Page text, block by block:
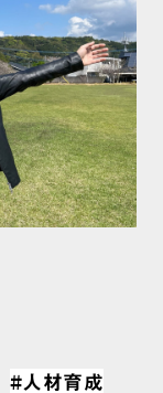
#人材育成